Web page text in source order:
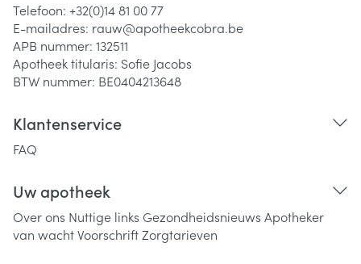
Telefoon: +32(0)14 81 00 77
E-mailadres: rauw@apotheekcobra.be
APB nummer: 132511
Apotheek titularis: Sofie Jacobs
BTW nummer: BE0404213648
Klantenservice
FAQ
Uw apotheek
Over ons Nuttige links Gezondheidsnieuws Apotheker
van wachtVoorschriftZorgtarieven